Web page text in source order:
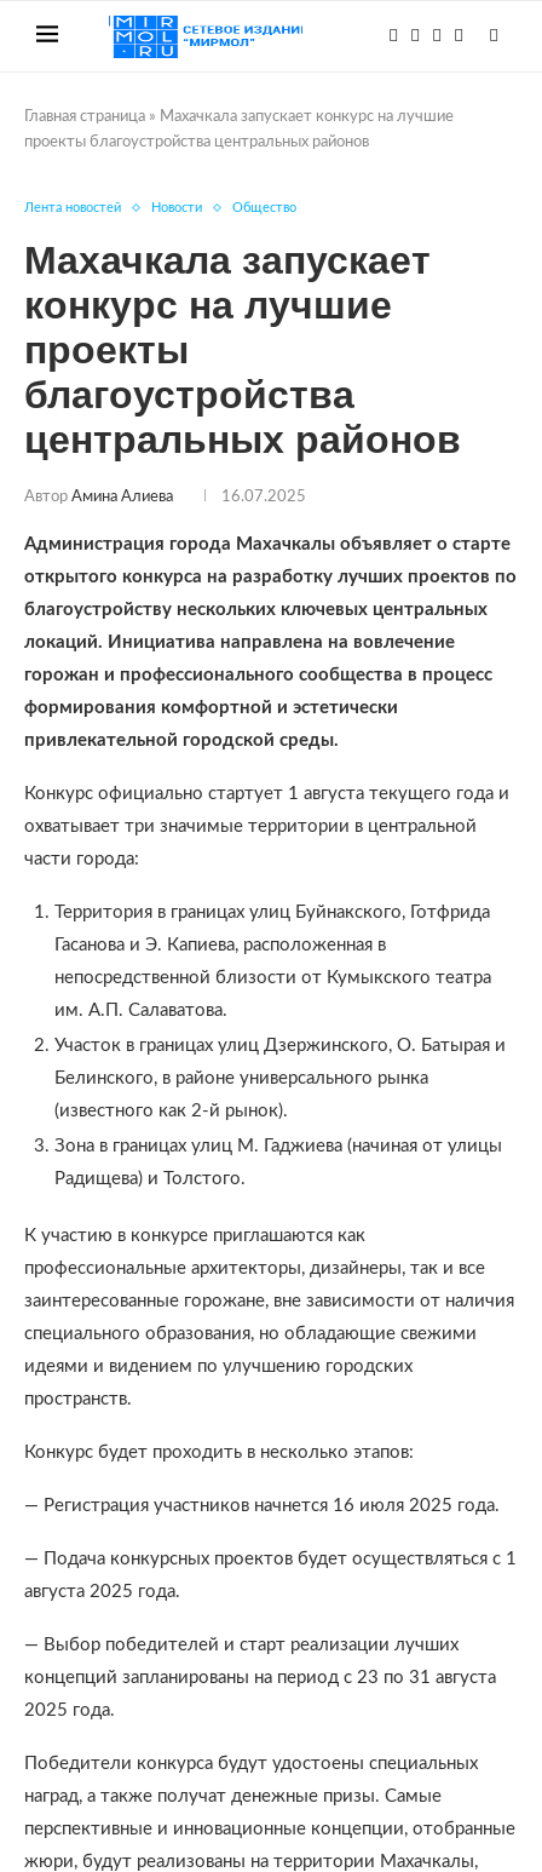
Главная страница » Махачкала запускает конкурс на лучшие
проекты благоустройства центральных районов
Лента новостей Новости Общество
Махачкала запускает
конкурс на лучшие
проекты
благоустройства
центральных районов
Автор Амина Алиева 16.07.2025
Администрация города Махачкалы объявляет о старте
открытого конкурса на разработку лучших проектов по
благоустройству нескольких ключевых центральных
локаций. Инициатива направлена на вовлечение
горожан и профессионального сообщества в процесс
формирования комфортной и эстетически
привлекательной городской среды.
Конкурс официально стартует 1 августа текущего года и
охватывает три значимые территории в центральной
части города:
Территория в границах улиц Буйнакского, Готфрида
Гасанова и Э. Капиева, расположенная в
непосредственной близости от Кумыкского театра
им. А.П. Салаватова.
Участок в границах улиц Дзержинского, О. Батырая и
Белинского, в районе универсального рынка
(известного как 2-й рынок).
Зона в границах улиц М. Гаджиева (начиная от улицы
Радищева) и Толстого.
К участию в конкурсе приглашаются как
профессиональные архитекторы, дизайнеры, так и все
заинтересованные горожане, вне зависимости от наличия
специального образования, но обладающие свежими
идеями и видением по улучшению городских
пространств.
Конкурс будет проходить в несколько этапов:
— Регистрация участников начнется 16 июля 2025 года.
— Подача конкурсных проектов будет осуществляться с 1
августа 2025 года.
— Выбор победителей и старт реализации лучших
концепций запланированы на период с 23 по 31 августа
2025 года.
Победители конкурса будут удостоены специальных
наград, а также получат денежные призы. Самые
перспективные и инновационные концепции, отобранные
жюри, будут реализованы на территории Махачкалы,